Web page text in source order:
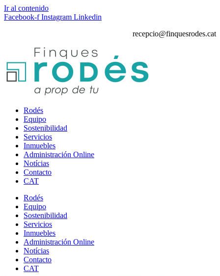
Ir al contenido
Facebook-f Instagram Linkedin
recepcio@finquesrodes.cat
Rodés
Equipo
Sostenibilidad
Servicios
Inmuebles
Administración Online
Notícias
Contacto
CAT
Rodés
Equipo
Sostenibilidad
Servicios
Inmuebles
Administración Online
Notícias
Contacto
CAT